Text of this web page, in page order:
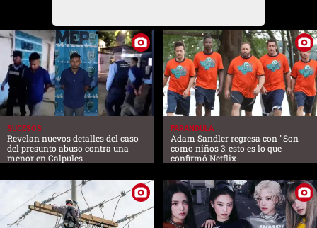
SUCESOS
Revelan nuevos detalles del caso
del presunto abuso contra una
menor en Calpules
FARANDULA
Adam Sandler regresa con "Son
como niños 3: esto es lo que
confirmó Netflix